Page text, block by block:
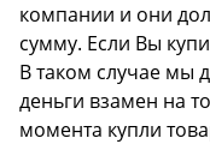
компании и они
сумму. Если Вы
В таком случае мы
деньги взамен на
момента купли